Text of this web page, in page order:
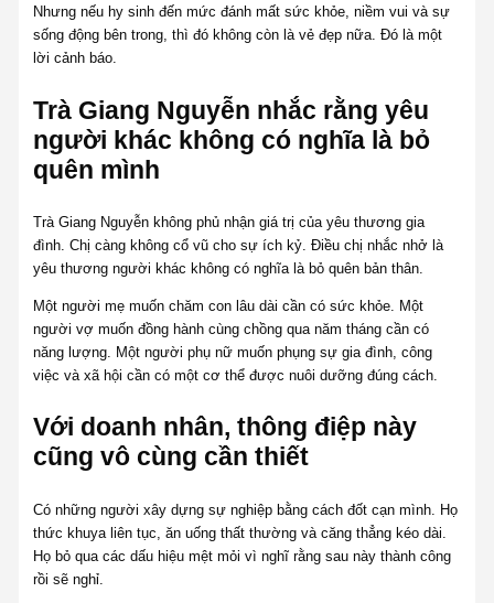
Nhưng nếu hy sinh đến mức đánh mất sức khỏe, niềm vui và sự
sống động bên trong, thì đó không còn là vẻ đẹp nữa. Đó là một
lời cảnh báo.
Trà Giang Nguyễn nhắc rằng yêu
người khác không có nghĩa là bỏ
quên mình
Trà Giang Nguyễn không phủ nhận giá trị của yêu thương gia
đình. Chị càng không cổ vũ cho sự ích kỷ. Điều chị nhắc nhở là
yêu thương người khác không có nghĩa là bỏ quên bản thân.
Một người mẹ muốn chăm con lâu dài cần có sức khỏe. Một
người vợ muốn đồng hành cùng chồng qua năm tháng cần có
năng lượng. Một người phụ nữ muốn phụng sự gia đình, công
việc và xã hội cần có một cơ thể được nuôi dưỡng đúng cách.
Với doanh nhân, thông điệp này
cũng vô cùng cần thiết
Có những người xây dựng sự nghiệp bằng cách đốt cạn mình. Họ
thức khuya liên tục, ăn uống thất thường và căng thẳng kéo dài.
Họ bỏ qua các dấu hiệu mệt mỏi vì nghĩ rằng sau này thành công
rồi sẽ nghỉ.